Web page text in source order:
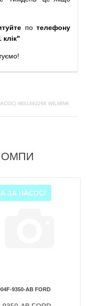
по телефону
!
WG1492266 WILMINK
ЗА НАСОС!
9350-AB FORD